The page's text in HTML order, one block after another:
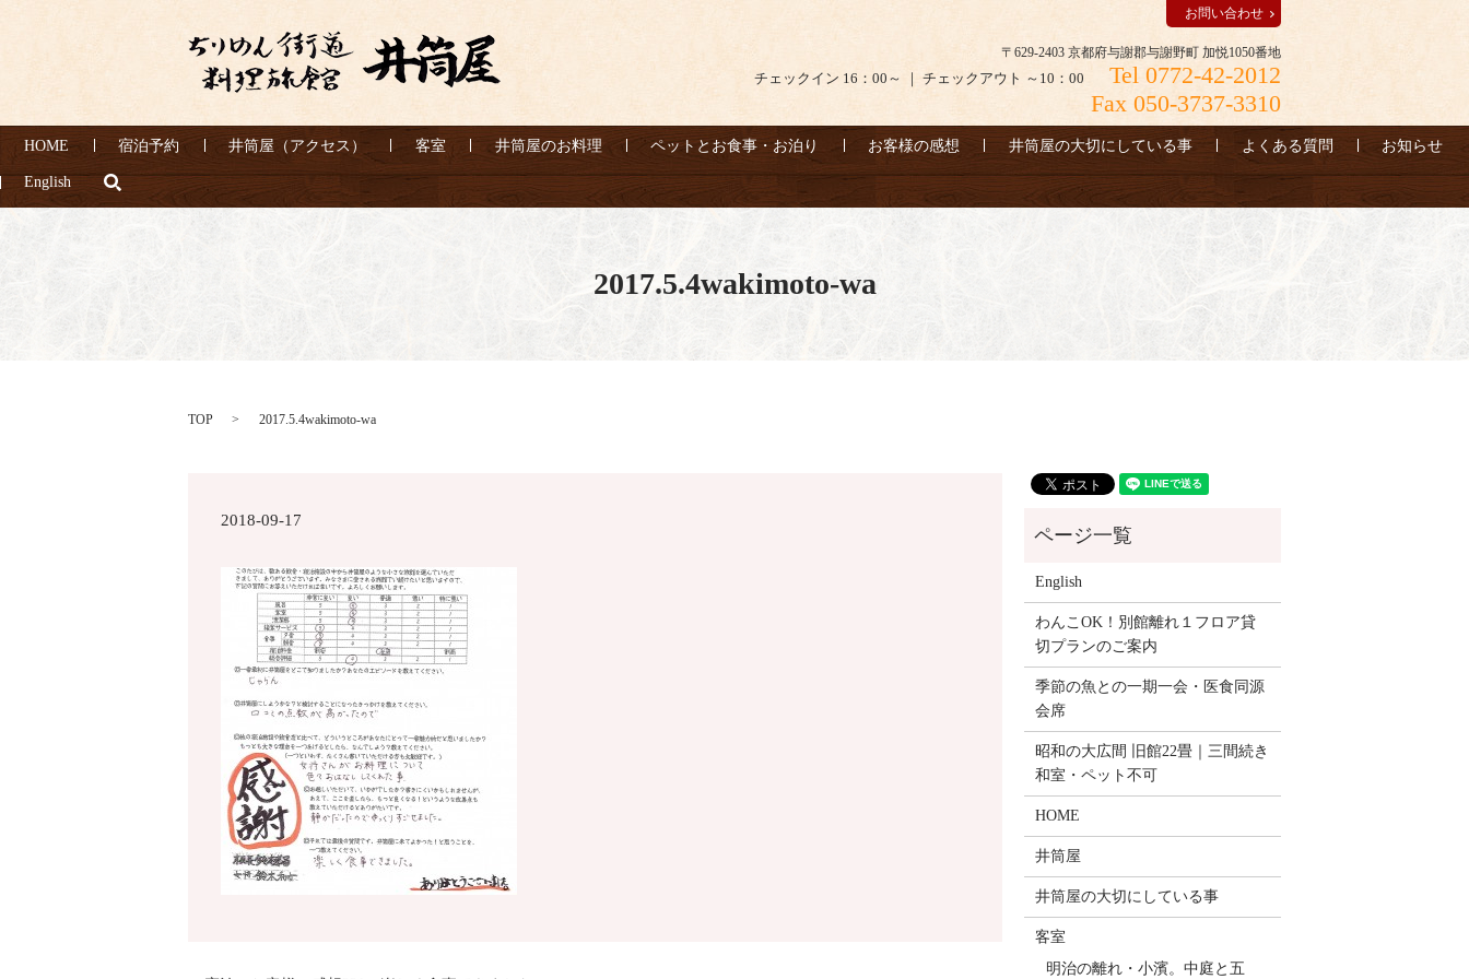
〒629-2403 京都府与謝郡与謝野町 加悦1050番地
チェックイン 16：00～ ｜ チェックアウト ～10：00
Tel 0772-42-2012
Fax 050-3737-3310
お問い合わせ
HOME 宿泊予約 井筒屋（アクセス） 客室 井筒屋のお料理 ペットとお食事・お泊り お客様の感想 井筒屋の大切にしている事 よくある質問 お知らせ
English
2017.5.4wakimoto-wa
TOP 2017.5.4wakimoto-wa
2018-09-17
English
わんこOK！別館離れ１フロア貸
切プランのご案内
季節の魚との一期一会・医食同源
会席
昭和の大広間 旧館22畳｜三間続き
和室・ペット不可
HOME
井筒屋
井筒屋の大切にしている事
客室
明治の離れ・小濱。中庭と五